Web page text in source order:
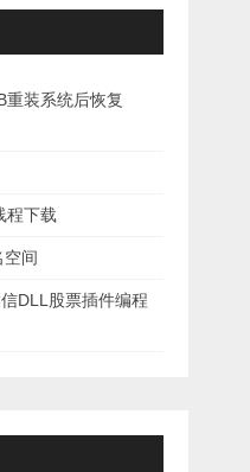
装系统后恢复
程下载
空间
DLL股票插件编程